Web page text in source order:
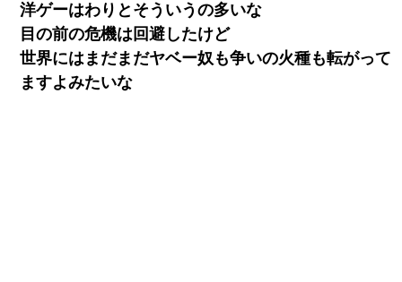
洋ゲーはわりとそういうの多いな
目の前の危機は回避したけど
世界にはまだまだヤベー奴も争いの火種も転がって
ますよみたいな